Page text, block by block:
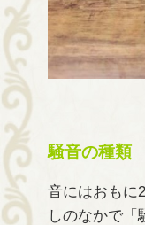
騒音の種類
音にはおもに
しのなかで「